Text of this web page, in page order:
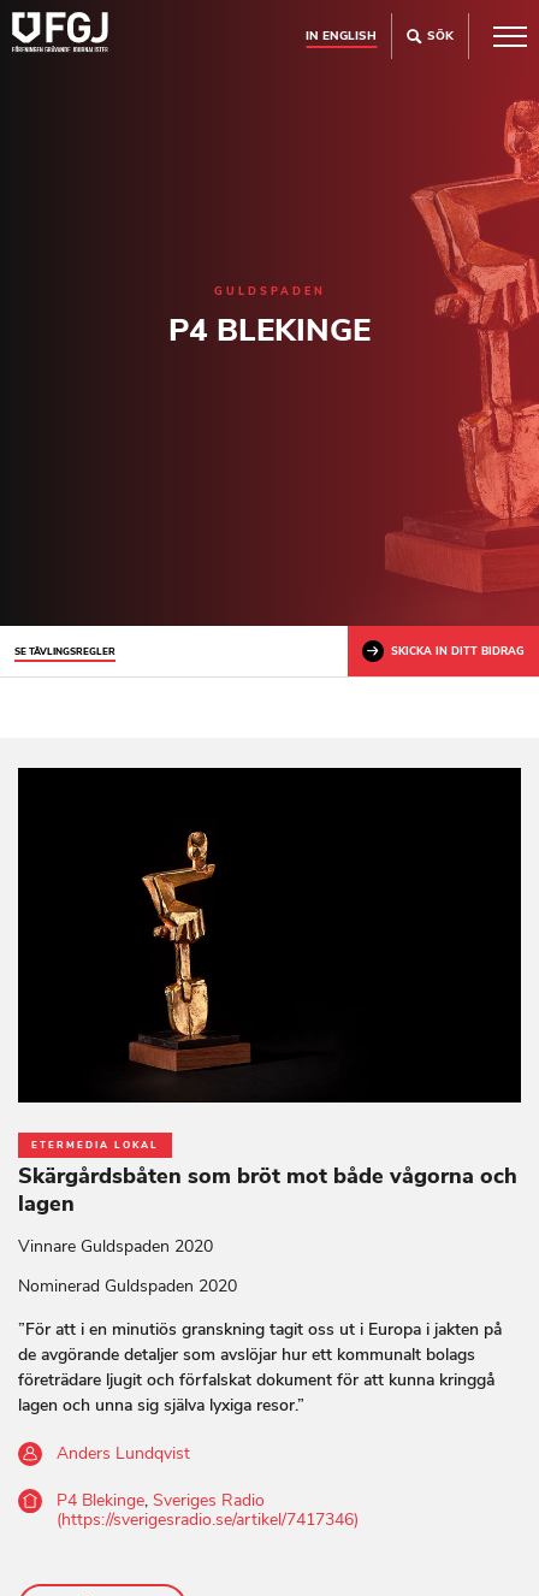
IN ENGLISH SÖK
GULDSPADEN
P4 BLEKINGE
SE TÄVLINGSREGLER SKICKA IN DITT BIDRAG
ETERMEDIA LOKAL
Skärgårdsbåten som bröt mot både vågorna och
lagen
Vinnare Guldspaden 2020
Nominerad Guldspaden 2020
”För att i en minutiös granskning tagit oss ut i Europa i jakten på
de avgörande detaljer som avslöjar hur ett kommunalt bolags
företrädare ljugit och förfalskat dokument för att kunna kringgå
lagen och unna sig själva lyxiga resor.”
Anders Lundqvist
P4 Blekinge,Sveriges Radio
(https://sverigesradio.se/artikel/7417346)